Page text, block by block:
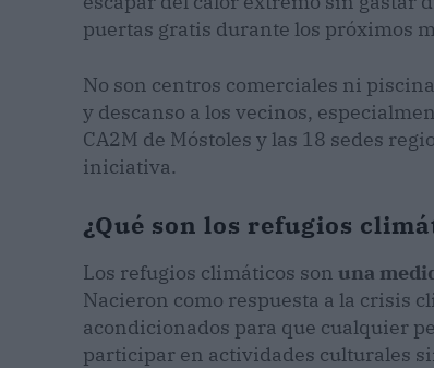
puertas gratis durante los próximos
No son centros comerciales ni
y descanso a los vecinos,
CA2M de Móstoles y las 18 sedes
iniciativa.
¿Qué son los refugios
Los refugios climáticos son una
Nacieron como respuesta a la crisis
acondicionados para que cualquier
participar en actividades culturales